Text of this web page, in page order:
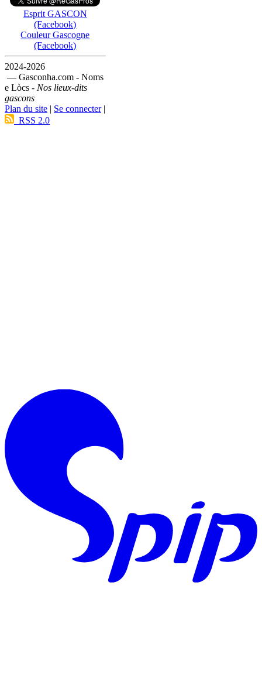
Esprit GASCON
(Facebook)
Couleur Gascogne
(Facebook)
2024-2026
— Gasconha.com - Noms
e Lòcs - Nos lieux-dits
gascons
Plan du site | Se connecter|
RSS 2.0